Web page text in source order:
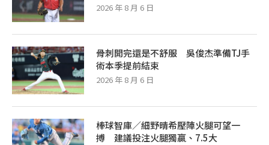
2026 年 8 月 6 日
骨刺開完還是不舒服 吳俊杰準備TJ手
術本季提前結束
2026 年 8 月 6 日
棒球智庫／細野晴希壓陣火腿可望一
搏 建議投注火腿獨贏、7.5大